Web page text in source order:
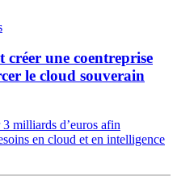
une coentreprise
le cloud souverain
milliards d’euros afin
en cloud et en intelligence